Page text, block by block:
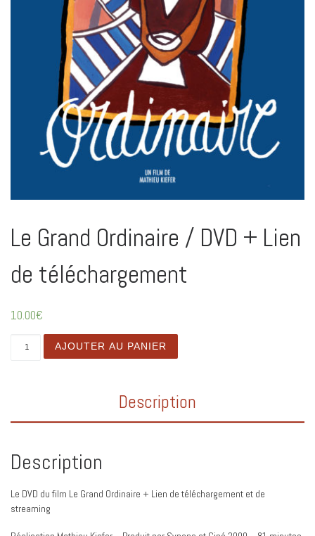
Le Grand Ordinaire / DVD + Lien
de téléchargement
10.00€
AJOUTER AU PANIER
Description
Description
Le DVD du film Le Grand Ordinaire + Lien de téléchargement et de
streaming